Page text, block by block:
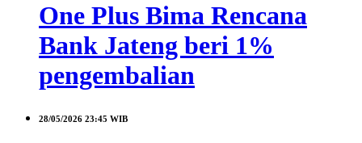
One Plus Bima Rencana
Bank Jateng beri 1%
pengembalian
28/05/2026 23:45 WIB